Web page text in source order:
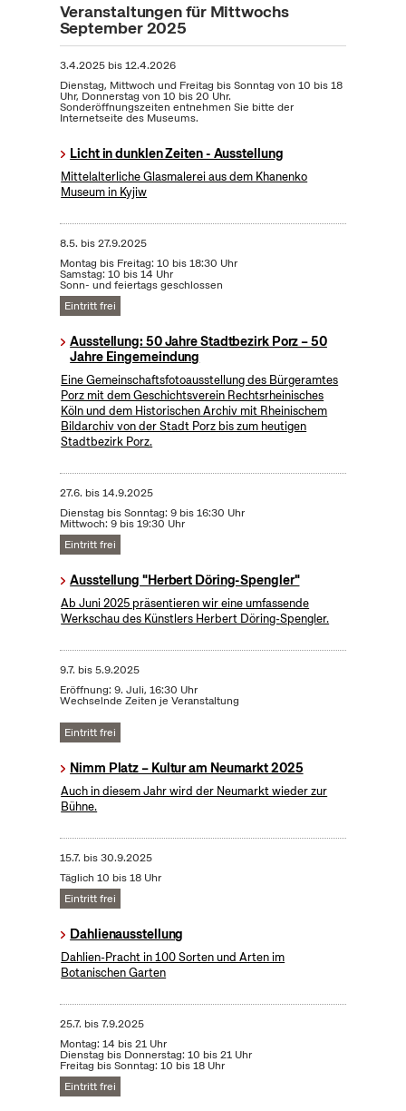
Veranstaltungen für Mittwochs
September 2025
3.4.2025bis12.4.2026
Dienstag, Mittwoch und Freitag bis Sonntag von 10 bis 18
Uhr, Donnerstag von 10 bis 20 Uhr.
Sonderöffnungszeiten entnehmen Sie bitte der
Internetseite des Museums.
Licht in dunklen Zeiten - Ausstellung
Mittelalterliche Glasmalerei aus dem Khanenko
Museum in Kyjiw
8.5. bis27.9.2025
Montag bis Freitag: 10 bis 18:30 Uhr
Samstag: 10 bis 14 Uhr
Sonn- und feiertags geschlossen
Eintritt frei
Ausstellung: 50 Jahre Stadtbezirk Porz – 50
Jahre Eingemeindung
Eine Gemeinschaftsfotoausstellung des Bürgeramtes
Porz mit dem Geschichtsverein Rechtsrheinisches
Köln und dem Historischen Archiv mit Rheinischem
Bildarchiv von der Stadt Porz bis zum heutigen
Stadtbezirk Porz.
27.6. bis14.9.2025
Dienstag bis Sonntag: 9 bis 16:30 Uhr
Mittwoch: 9 bis 19:30 Uhr
Eintritt frei
Ausstellung "Herbert Döring-Spengler"
Ab Juni 2025 präsentieren wir eine umfassende
Werkschau des Künstlers Herbert Döring-Spengler.
9.7. bis5.9.2025
Eröffnung: 9. Juli, 16:30 Uhr
Wechselnde Zeiten je Veranstaltung
Eintritt frei
Nimm Platz – Kultur am Neumarkt 2025
Auch in diesem Jahr wird der Neumarkt wieder zur
Bühne.
15.7. bis30.9.2025
Täglich 10 bis 18 Uhr
Eintritt frei
Dahlienausstellung
Dahlien-Pracht in 100 Sorten und Arten im
Botanischen Garten
25.7. bis7.9.2025
Montag: 14 bis 21 Uhr
Dienstag bis Donnerstag: 10 bis 21 Uhr
Freitag bis Sonntag: 10 bis 18 Uhr
Eintritt frei